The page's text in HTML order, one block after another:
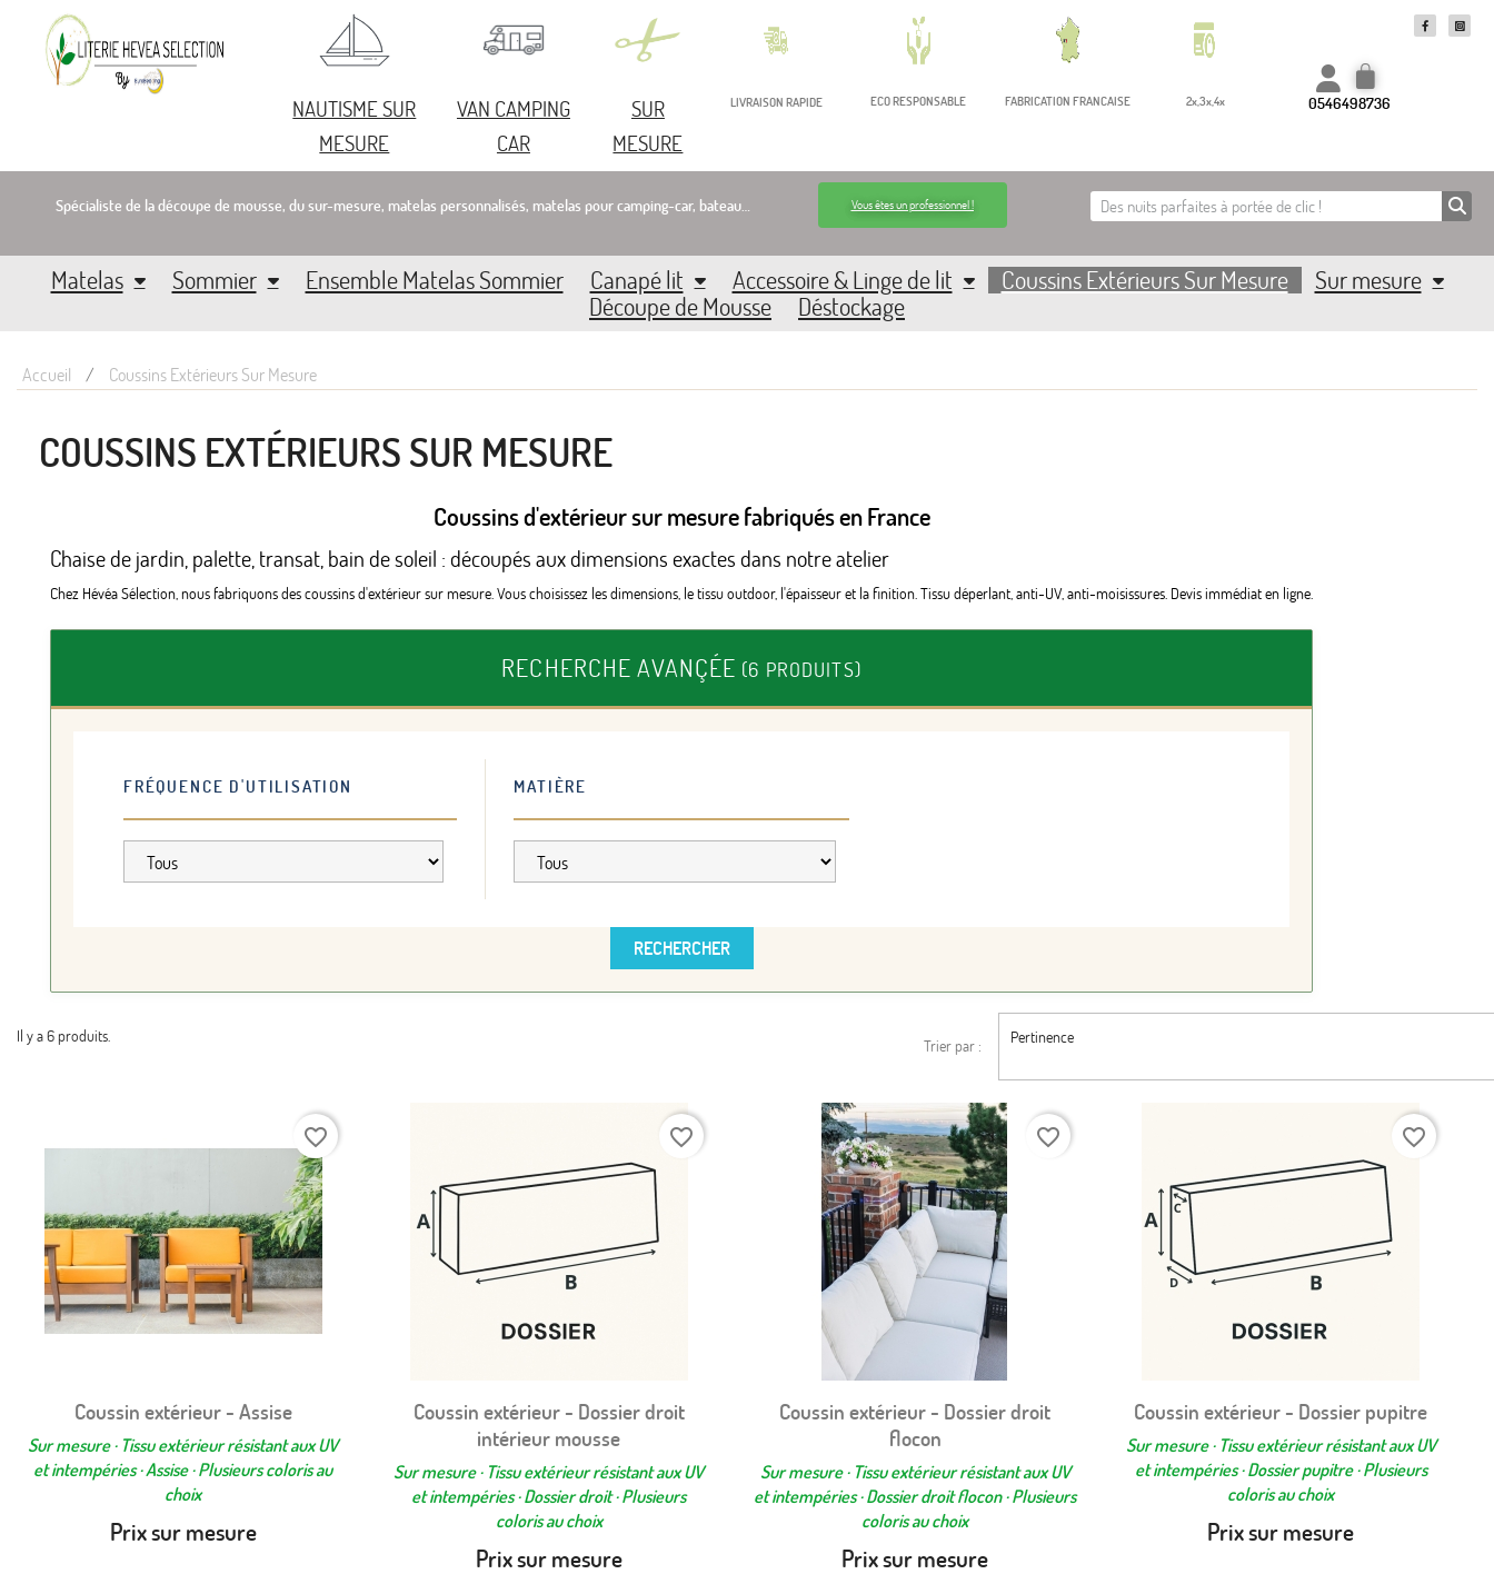
NAUTISME SUR
MESURE
VAN CAMPING
CAR
SUR
MESURE
LIVRAISON RAPIDE ECO RESPONSABLE FABRICATION FRANCAISE 2x,3x,4x 0546498736
Spécialiste de la découpe de mousse, du sur-mesure, matelas personnalisés, matelas pour camping-car, bateau… Vous êtes un professionnel !
Matelas Sommier Ensemble Matelas Sommier Canapé lit Accessoire & Linge de lit Coussins Extérieurs Sur Mesure
Sur mesure
Découpe de Mousse
Déstockage
Accueil Coussins Extérieurs Sur Mesure
COUSSINS EXTÉRIEURS SUR MESURE
Coussins d'extérieur sur mesure fabriqués en France
Chaise de jardin, palette, transat, bain de soleil : découpés aux dimensions exactes dans notre atelier
Chez Hévéa Sélection, nous fabriquons des coussins d'extérieur sur mesure. Vous choisissez les dimensions, le tissu outdoor, l'épaisseur et la finition. Tissu déperlant, anti-UV, anti-moisissures. Devis immédiat en ligne.
RECHERCHE AVANÇÉE (6 PRODUITS)
FRÉQUENCE D'UTILISATION MATIÈRE
Il y a 6 produits. Trier par : Pertinence
Aperçu rapide
Coussin extérieur - Assise
Sur mesure · Tissu extérieur résistant aux UV
et intempéries · Assise · Plusieurs coloris au
choix
Prix sur mesure
favorite_border
Aperçu rapide
Coussin extérieur - Dossier droit
intérieur mousse
Sur mesure · Tissu extérieur résistant aux UV
et intempéries · Dossier droit · Plusieurs
coloris au choix
Prix sur mesure
favorite_border
Aperçu rapide
Coussin extérieur - Dossier droit
flocon
Sur mesure · Tissu extérieur résistant aux UV
et intempéries · Dossier droit flocon · Plusieurs
coloris au choix
Prix sur mesure
favorite_border
Aperçu rapide
Coussin extérieur - Dossier pupitre
Sur mesure · Tissu extérieur résistant aux UV
et intempéries · Dossier pupitre · Plusieurs
coloris au choix
Prix sur mesure
favorite_border